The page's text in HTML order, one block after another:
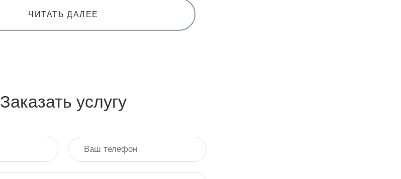
ЧИТАТЬ ДАЛЕЕ
Заказать услугу